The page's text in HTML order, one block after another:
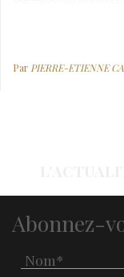
Par PIERRE-ETIENNE
Abonnez-